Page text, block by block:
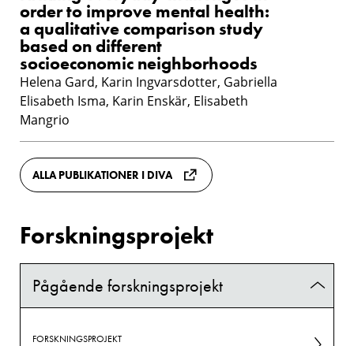
order to improve mental health:
a qualitative comparison study
based on different
socioeconomic neighborhoods
Helena Gard, Karin Ingvarsdotter, Gabriella
Elisabeth Isma, Karin Enskär, Elisabeth
Mangrio
ALLA PUBLIKATIONER I DIVA
Forskningsprojekt
Pågående forskningsprojekt
FORSKNINGSPROJEKT